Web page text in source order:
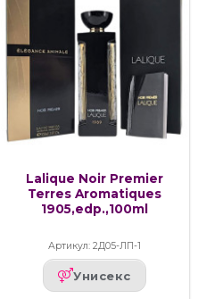
Lalique Noir Premier
Terres Aromatiques
1905,edp.,100ml
Артикул: 2Д05-ЛП-1
Унисекс